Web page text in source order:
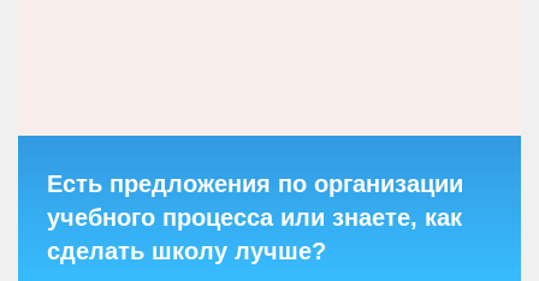
Есть предложения по организации
учебного процесса или знаете, как
сделать школу лучше?